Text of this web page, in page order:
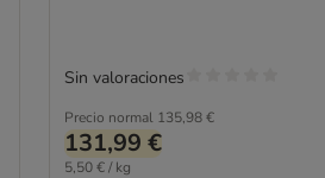
Precio normal 135,98 €
131,99 €
5,50 € / kg
Sin valoraciones